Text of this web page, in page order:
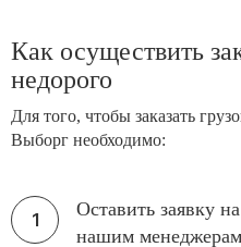
Как осуществить
недорого
Для того, чтобы заказать
Выборг необходимо:
Оставить заявку
нашим